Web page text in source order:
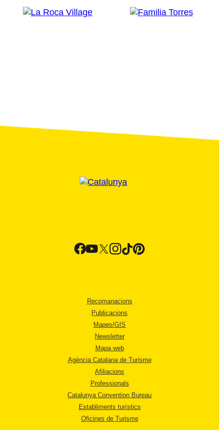
Recomanacions
Publicacions
Mapes/GIS
Newsletter
Mapa web
Agència Catalana de Turisme
Afiliacions
Professionals
Catalunya Convention Bureau
Establiments turístics
Oficines de Turisme